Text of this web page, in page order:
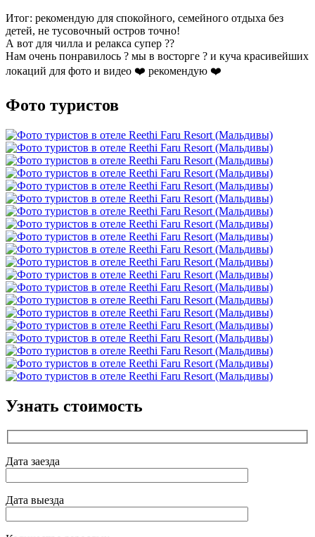
Итог: рекомендую для спокойного, семейного отдыха без
детей, не тусовочный остров точно!
А вот для чилла и релакса супер ??
Нам очень понравилось ? мы в восторге ? и куча красивейших
локаций для фото и видео ❤️ рекомендую ❤️
Фото туристов
Узнать стоимость
Дата заезда
Дата выезда